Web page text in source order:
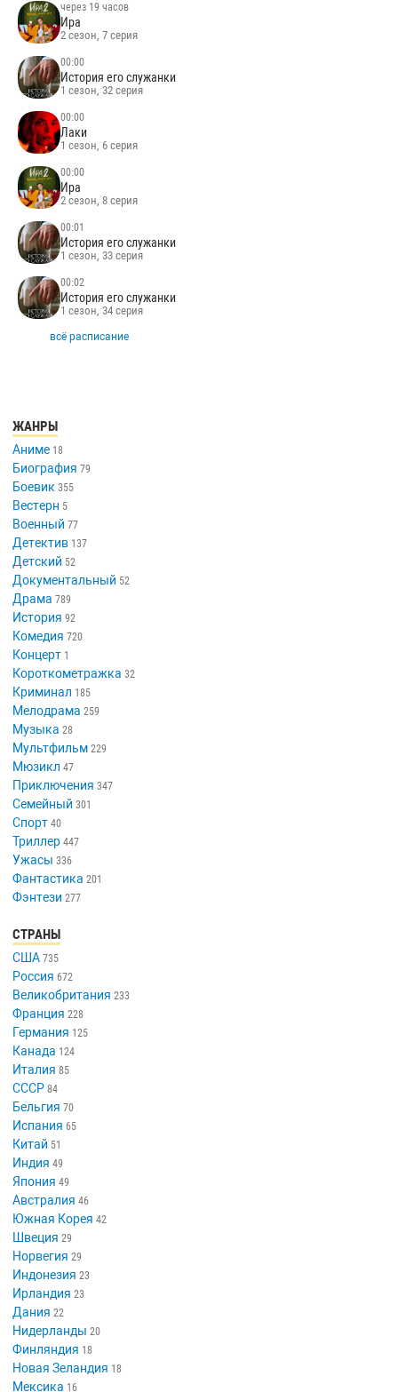
через 19 часов
Ира
2 сезон, 7 серия
00:00
История его служанки
1 сезон, 32 серия
00:00
Лаки
1 сезон, 6 серия
00:00
Ира
2 сезон, 8 серия
00:01
История его служанки
1 сезон, 33 серия
00:02
История его служанки
1 сезон, 34 серия
всё расписание
ЖАНРЫ
Аниме 18
Биография 79
Боевик 355
Вестерн 5
Военный 77
Детектив 137
Детский 52
Документальный 52
Драма 789
История 92
Комедия 720
Концерт 1
Короткометражка 32
Криминал 185
Мелодрама 259
Музыка 28
Мультфильм 229
Мюзикл 47
Приключения 347
Семейный 301
Спорт 40
Триллер 447
Ужасы 336
Фантастика 201
Фэнтези 277
СТРАНЫ
США 735
Россия 672
Великобритания 233
Франция 228
Германия 125
Канада 124
Италия 85
СССР 84
Бельгия 70
Испания 65
Китай 51
Индия 49
Япония 49
Австралия 46
Южная Корея 42
Швеция 29
Норвегия 29
Индонезия 23
Ирландия 23
Дания 22
Нидерланды 20
Финляндия 18
Новая Зеландия 18
Мексика 16